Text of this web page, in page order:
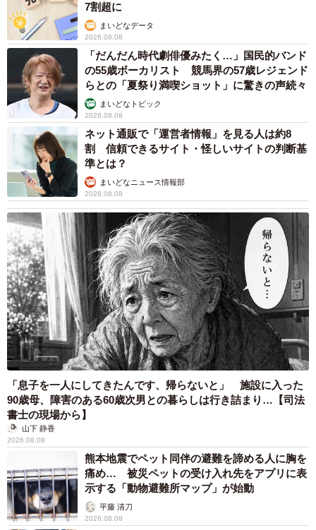
7割超に
まいどなデータ
2026.08.08
「だんだん時代劇俳優みたく…」国民的バンド
の55歳ボーカリスト 競馬界の57歳レジェンド
らとの「夏祭り満喫ショット」に驚きの声続々
まいどなトピック
2026.08.08
ネット通販で「運営者情報」を見る人は約8
割 信頼できるサイト・怪しいサイトの判断基
準とは？
まいどなニュース情報部
2026.08.08
「息子を一人にしてきたんです、帰らないと」 施設に入った
90歳母、障害のある60歳次男との暮らしは行き詰まり…【司法
書士の現場から】
山下 静香
2026.08.08
熊本地震でペット同伴の避難を諦める人に胸を
痛め… 被災ペットの受け入れ先をアプリに表
示する「動物避難所マップ」が始動
平藤 清刀
2026.08.08